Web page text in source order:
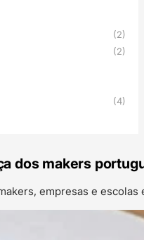
(2)
(2)
(4)
dos makers
empresas e escolas